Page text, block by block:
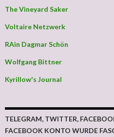
The Vineyard Saker
Voltaire Netzwerk
RAin Dagmar Schön
Wolfgang Bittner
Kyrillow's Journal
TELEGRAM, TWITTER,
FACEBOOK KONTO WURDE